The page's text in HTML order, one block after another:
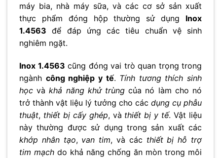
máy bia, nhà máy sữa, và các cơ sở sản xuất
thực phẩm đóng hộp thường sử dụng Inox
1.4563 để đáp ứng các tiêu chuẩn vệ sinh
nghiêm ngặt.
Inox 1.4563 cũng đóng vai trò quan trọng trong
ngành công nghiệp y tế. Tính tương thích sinh
học vàkhả năng khử trùng của nó làm cho nó
trở thành vật liệu lý tưởng cho các dụng cụ phẫu
thuật, thiết bị cấy ghép, và thiết bị y tế. Vật liệu
này thường được sử dụng trong sản xuất các
khớp nhân tạo, van tim, và các thiết bị hỗ trợ
tim mạch do khả năng chống ăn mòn trong môi